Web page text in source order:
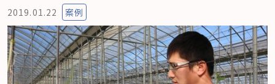
2019.01.22 案例